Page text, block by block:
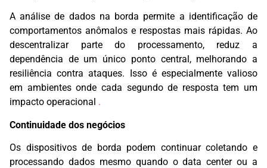
A análise de dados na borda permite a identificação de
comportamentos anômalos e respostas mais rápidas. Ao
descentralizar parte do processamento, reduz a
dependência de um único ponto central, melhorando a
resiliência contra ataques. Isso é especialmente valioso
em ambientes onde cada segundo de resposta tem um
impacto operacional .
Continuidade dos negócios
Os dispositivos de borda podem continuar coletando e
processando dados mesmo quando o data center ou a